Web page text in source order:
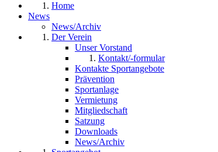
Home
News
News/Archiv
Der Verein
Unser Vorstand
Kontakt/-formular
Kontakte Sportangebote
Prävention
Sportanlage
Vermietung
Mitgliedschaft
Satzung
Downloads
News/Archiv